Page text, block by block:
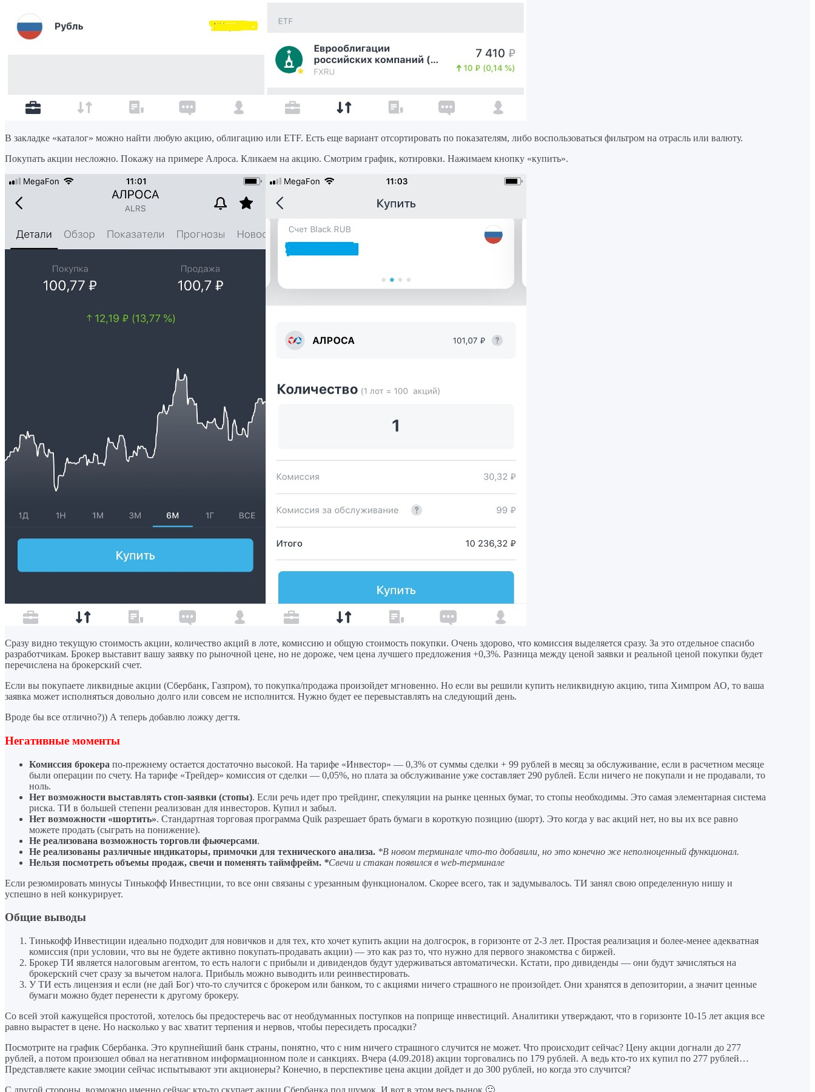
В закладке «каталог» можно найти любую акцию, облигацию или ETF. Есть еще вариант отсортировать по показателям, либо воспользоваться фильтром на отрасль или валюту.
Покупать акции несложно. Покажу на примере Алроса. Кликаем на акцию. Смотрим график, котировки. Нажимаем кнопку «купить».
Сразу видно текущую стоимость акции, количество акций в лоте, комиссию и общую стоимость покупки. Очень здорово, что комиссия выделяется сразу. За это отдельное спасибо
разработчикам. Брокер выставит вашу заявку по рыночной цене, но не дороже, чем цена лучшего предложения +0,3%. Разница между ценой заявки и реальной ценой покупки будет
перечислена на брокерский счет.
Если вы покупаете ликвидные акции (Сбербанк, Газпром), то покупка/продажа произойдет мгновенно. Но если вы решили купить неликвидную акцию, типа Химпром АО, то ваша
заявка может исполняться довольно долго или совсем не исполнится. Нужно будет ее перевыставлять на следующий день.
Вроде бы все отлично?)) А теперь добавлю ложку дегтя.
Негативные моменты
Комиссия брокера по-прежнему остается достаточно высокой. На тарифе «Инвестор» — 0,3% от суммы сделки + 99 рублей в месяц за обслуживание, если в расчетном месяце
были операции по счету. На тарифе «Трейдер» комиссия от сделки — 0,05%, но плата за обслуживание уже составляет 290 рублей. Если ничего не покупали и не продавали, то
ноль.
Нет возможности выставлять стоп-заявки (стопы). Если речь идет про трейдинг, спекуляции на рынке ценных бумаг, то стопы необходимы. Это самая элементарная система
риска. ТИ в большей степени реализован для инвесторов. Купил и забыл.
Нет возможности «шортить». Стандартная торговая программа Quik разрешает брать бумаги в короткую позицию (шорт). Это когда у вас акций нет, но вы их все равно
можете продать (сыграть на понижение).
Не реализована возможность торговли фьючерсами.
Не реализованы различные индикаторы, примочки для технического анализа. *В новом терминале что-то добавили, но это конечно же неполноценный функционал.
Нельзя посмотреть объемы продаж, свечи и поменять таймфрейм. *Свечи и стакан появился в web-терминале
Если резюмировать минусы Тинькофф Инвестиции, то все они связаны с урезанным функционалом. Скорее всего, так и задумывалось. ТИ занял свою определенную нишу и
успешно в ней конкурирует.
Общие выводы
Тинькофф Инвестиции идеально подходит для новичков и для тех, кто хочет купить акции на долгосрок, в горизонте от 2-3 лет. Простая реализация и более-менее адекватная
комиссия (при условии, что вы не будете активно покупать-продавать акции) — это как раз то, что нужно для первого знакомства с биржей.
Брокер ТИ является налоговым агентом, то есть налоги с прибыли и дивидендов будут удерживаться автоматически. Кстати, про дивиденды — они будут зачисляться на
брокерский счет сразу за вычетом налога. Прибыль можно выводить или реинвестировать.
У ТИ есть лицензия и если (не дай Бог) что-то случится с брокером или банком, то с акциями ничего страшного не произойдет. Они хранятся в депозитории, а значит ценные
бумаги можно будет перенести к другому брокеру.
Со всей этой кажущейся простотой, хотелось бы предостеречь вас от необдуманных поступков на поприще инвестиций. Аналитики утверждают, что в горизонте 10-15 лет акция все
равно вырастет в цене. Но насколько у вас хватит терпения и нервов, чтобы пересидеть просадки?
Посмотрите на график Сбербанка. Это крупнейший банк страны, понятно, что с ним ничего страшного случится не может. Что происходит сейчас? Цену акции догнали до 277
рублей, а потом произошел обвал на негативном информационном поле и санкциях. Вчера (4.09.2018) акции торговались по 179 рублей. А ведь кто-то их купил по 277 рублей…
Представляете какие эмоции сейчас испытывают эти акционеры? Конечно, в перспективе цена акции дойдет и до 300 рублей, но когда это случится?